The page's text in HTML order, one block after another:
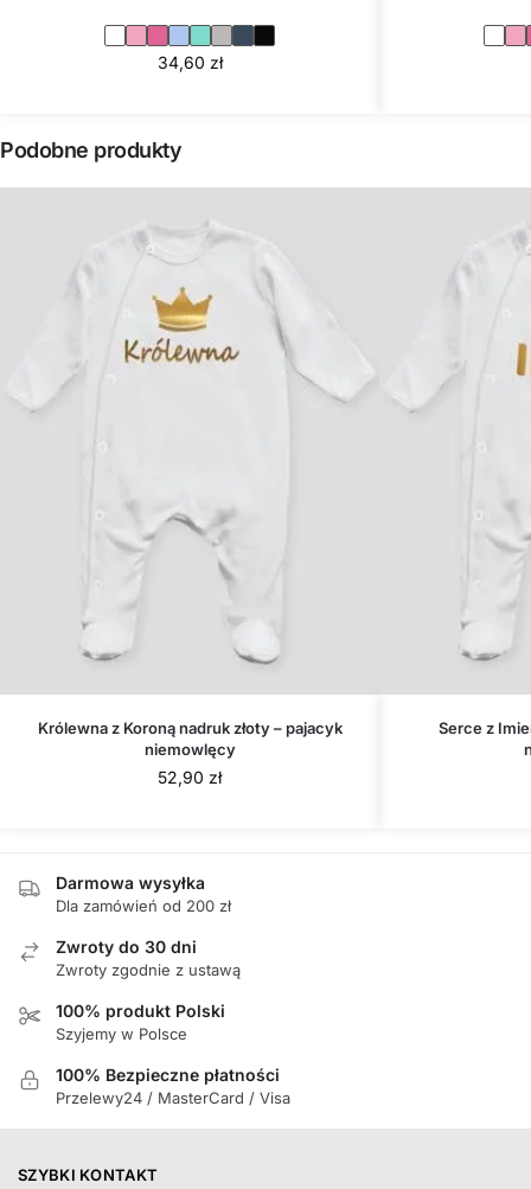
34,60 zł
Podobne produkty
Królewna z Koroną nadruk złoty – pajacyk
niemowlęcy
52,90 zł
Serce z
Darmowa wysyłka
Dla zamówień od 200 zł
Zwroty do 30 dni
Zwroty zgodnie z ustawą
100% produkt Polski
Szyjemy w Polsce
100% Bezpieczne płatności
Przelewy24 / MasterCard / Visa
SZYBKI KONTAKT